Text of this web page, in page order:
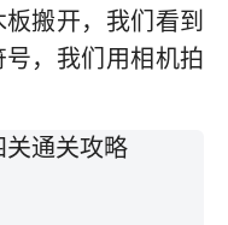
搬开，我们看到
，我们用相机拍